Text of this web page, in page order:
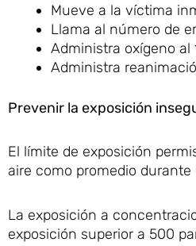
Mueve a la víctima
Llama al número de
Administra oxígeno al
Administra
Prevenir la exposición
El límite de exposición
aire como promedio
La exposición a
exposición superior a 500